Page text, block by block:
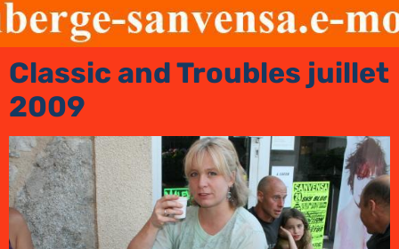
Classic and Troubles juillet
2009